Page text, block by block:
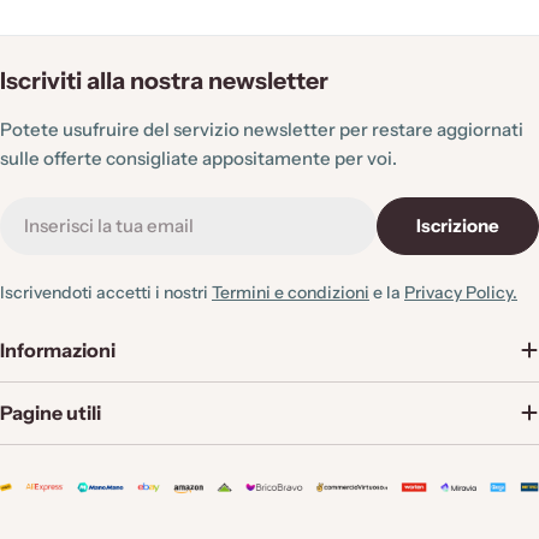
Iscriviti alla nostra newsletter
Potete usufruire del servizio newsletter per restare aggiornati
sulle offerte consigliate appositamente per voi.
mail
Iscrizione
Iscrivendoti accetti i nostri Termini e condizioni e la Privacy Policy.
Informazioni
Pagine utili